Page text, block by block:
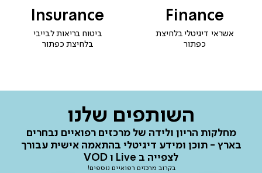
Finance
אשראי דיגיטלי בלחיצת
כפתור
Insurance
ביטוח בריאות לבייבי
בלחיצת כפתור
השותפים שלנו
מחלקות הריון ולידה של מרכזים רפואיים נבחרים
בארץ - תוכן ומידע דיגיטלי בהתאמה אישית עבורך
לצפייה ב Live ו VOD
בקרוב מרכזים רפואיים נוספים!